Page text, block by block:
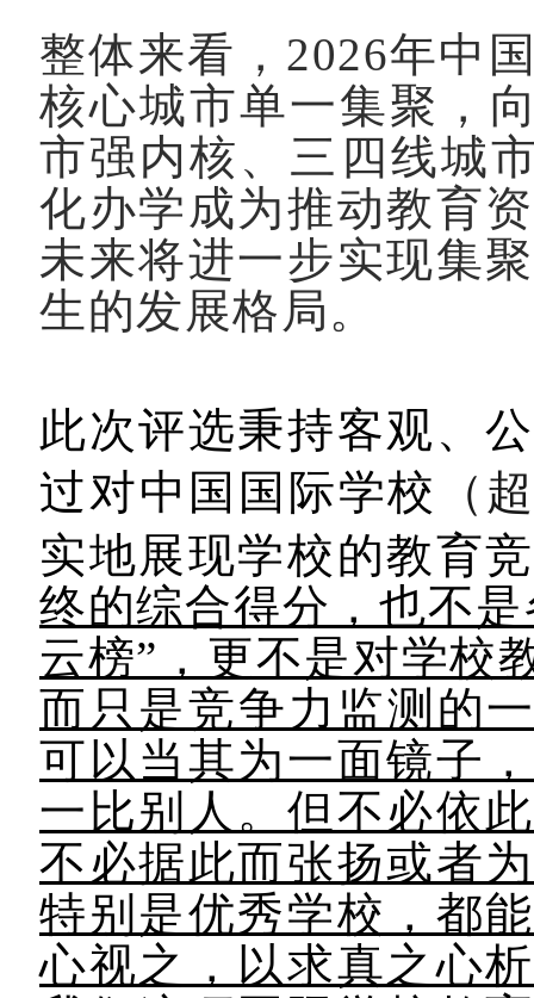
整体来看， 2026年中
核心城市单一集聚，
市强内核、三四线城
化办学成为推动教育
未来将进一步实现集
生的发展格局。
此次评选秉持客观、
过对中国国际学校
（超
实地展现学校的教育
终的综合得分，也不
云榜”，更不是对学校
而只是竞争力监测的
可以当其为一面镜子
一比别人。但不必依
不必据此而张扬或者
特别是优秀学校，都
心视之，以求真之心